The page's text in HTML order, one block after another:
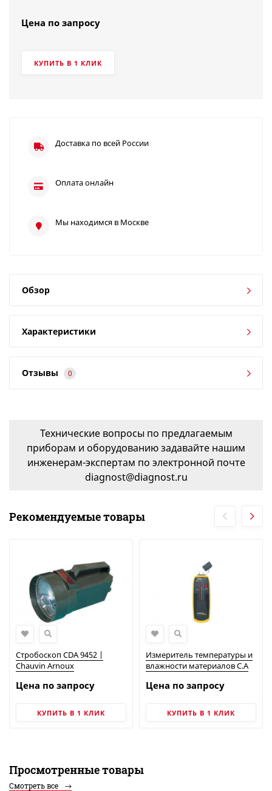
Цена по запросу
КУПИТЬ В 1 КЛИК
Доставка по всей России
Оплата онлайн
Мы находимся в Москве
Обзор
Характеристики
Отзывы 0
Технические вопросы по предлагаемым
приборам и оборудованию задавайте нашим
инженерам-экспертам по электронной почте
diagnost@diagnost.ru
Рекомендуемые товары
Стробоскоп CDA 9452 |
Chauvin Arnoux
Цена по запросу
КУПИТЬ В 1 КЛИК
Измеритель температуры и
влажности материалов C.A
Цена по запросу
КУПИТЬ В 1 КЛИК
Просмотренные товары
Смотреть все